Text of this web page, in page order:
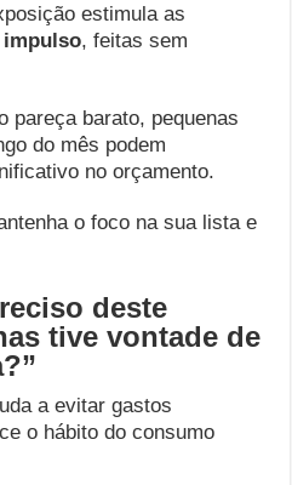
estimula as
, feitas sem
pareça barato, pequenas
do mês podem
no orçamento.
o foco na sua lista e
deste
tive vontade de
a evitar gastos
o hábito do consumo